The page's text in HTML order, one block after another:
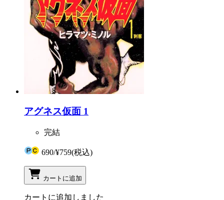
アグネス仮面 1
完結
690/¥759(税込)
カートに追加
カートに追加しました